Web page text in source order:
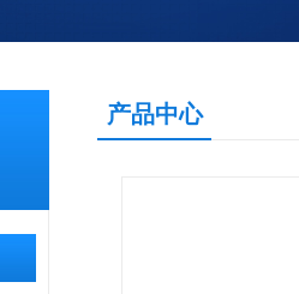
产品中心